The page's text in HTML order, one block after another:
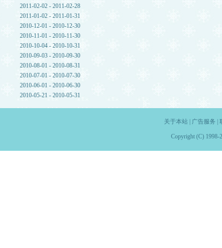
2011-02-02 - 2011-02-28
2011-01-02 - 2011-01-31
2010-12-01 - 2010-12-30
2010-11-01 - 2010-11-30
2010-10-04 - 2010-10-31
2010-09-03 - 2010-09-30
2010-08-01 - 2010-08-31
2010-07-01 - 2010-07-30
2010-06-01 - 2010-06-30
2010-05-21 - 2010-05-31
关于本站| 广告服务
Copyright (C) 1998-